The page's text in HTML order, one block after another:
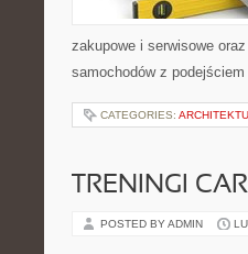
zakupowe i serwisowe
samochodów z
CATEGORIES:
TRENINGI
POSTED BY ADMIN